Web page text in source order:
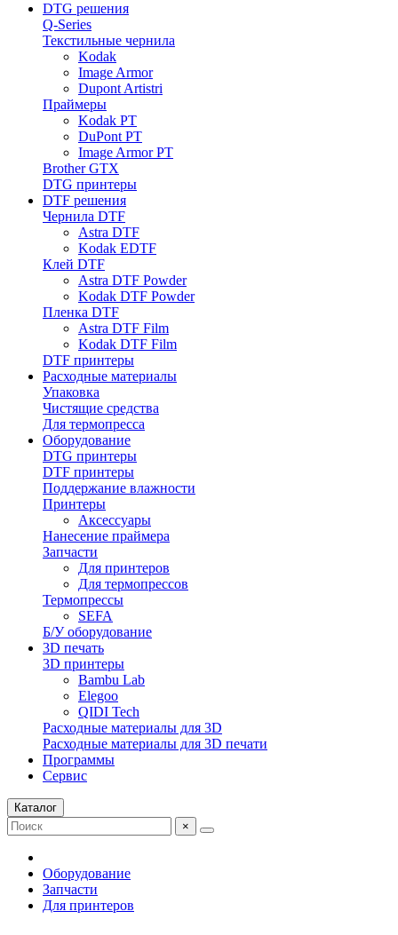
DTG решения
Q-Series
Текстильные чернила
Kodak
Image Armor
Dupont Artistri
Праймеры
Kodak PT
DuPont PT
Image Armor PT
Brother GTX
DTG принтеры
DTF решения
Чернила DTF
Astra DTF
Kodak EDTF
Клей DTF
Astra DTF Powder
Kodak DTF Powder
Пленка DTF
Astra DTF Film
Kodak DTF Film
DTF принтеры
Расходные материалы
Упаковка
Чистящие средства
Для термопресса
Оборудование
DTG принтеры
DTF принтеры
Поддержание влажности
Принтеры
Аксессуары
Нанесение праймера
Запчасти
Для принтеров
Для термопрессов
Термопрессы
SEFA
Б/У оборудование
3D печать
3D принтеры
Bambu Lab
Elegoo
QIDI Tech
Расходные материалы для 3D
Расходные материалы для 3D печати
Программы
Сервис
Каталог
×
Оборудование
Запчасти
Для принтеров